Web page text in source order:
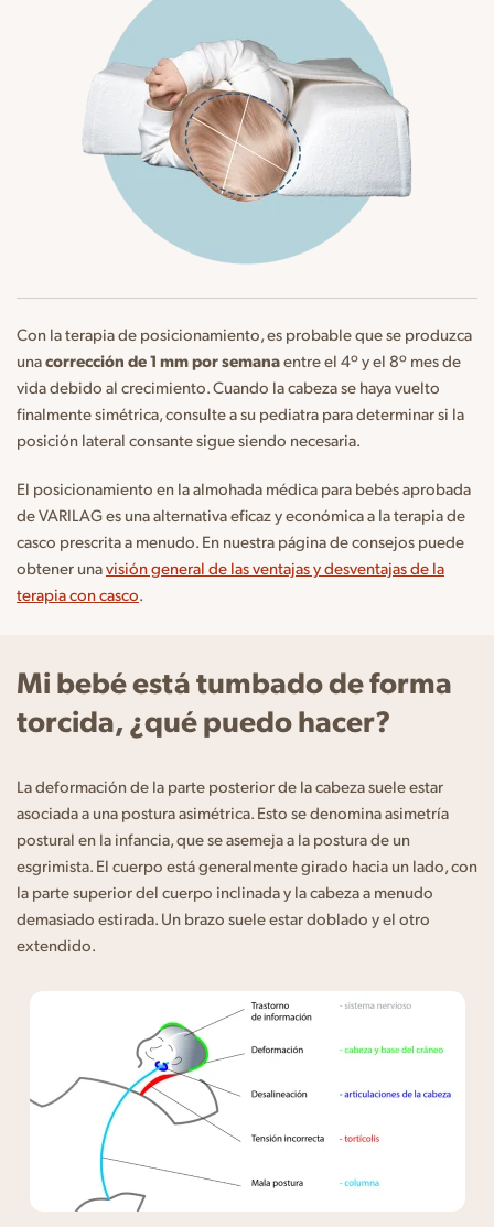
Con la terapia de posicionamiento, es probable que se produzca
unacorrección de 1 mm por semanaentre el 4º y el 8º mes de
vida debido al crecimiento. Cuando la cabeza se haya vuelto
finalmente simétrica, consulte a su pediatra para determinar si la
posición lateral consante sigue siendo necesaria.
El posicionamiento en la almohada médica para bebés aprobada
de VARILAG es una alternativa eficaz y económica a la terapia de
casco prescrita a menudo. En nuestra página de consejos puede
obtener unavisión general de las ventajas y desventajas de la
terapia con casco.
Mi bebé está tumbado de forma
torcida, ¿qué puedo hacer?
La deformación de la parte posterior de la cabeza suele estar
asociada a una postura asimétrica. Esto se denomina asimetría
postural en la infancia, que se asemeja a la postura de un
esgrimista. El cuerpo está generalmente girado hacia un lado, con
la parte superior del cuerpo inclinada y la cabeza a menudo
demasiado estirada. Un brazo suele estar doblado y el otro
extendido.